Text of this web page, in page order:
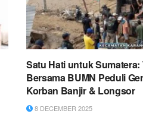
Satu Hati untuk
Bersama BUMN Peduli
Korban Banjir & Longsor
8 DECEMBER 2025